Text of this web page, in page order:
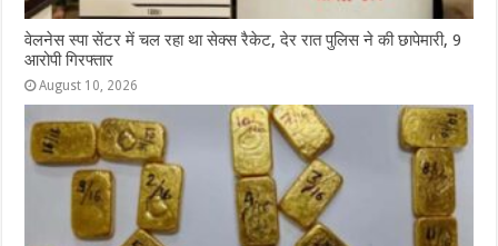
वेलनेस स्पा सेंटर में चल रहा था सेक्स रैकेट, देर रात पुलिस ने की छापेमारी, 9
आरोपी गिरफ्तार
August 10, 2026